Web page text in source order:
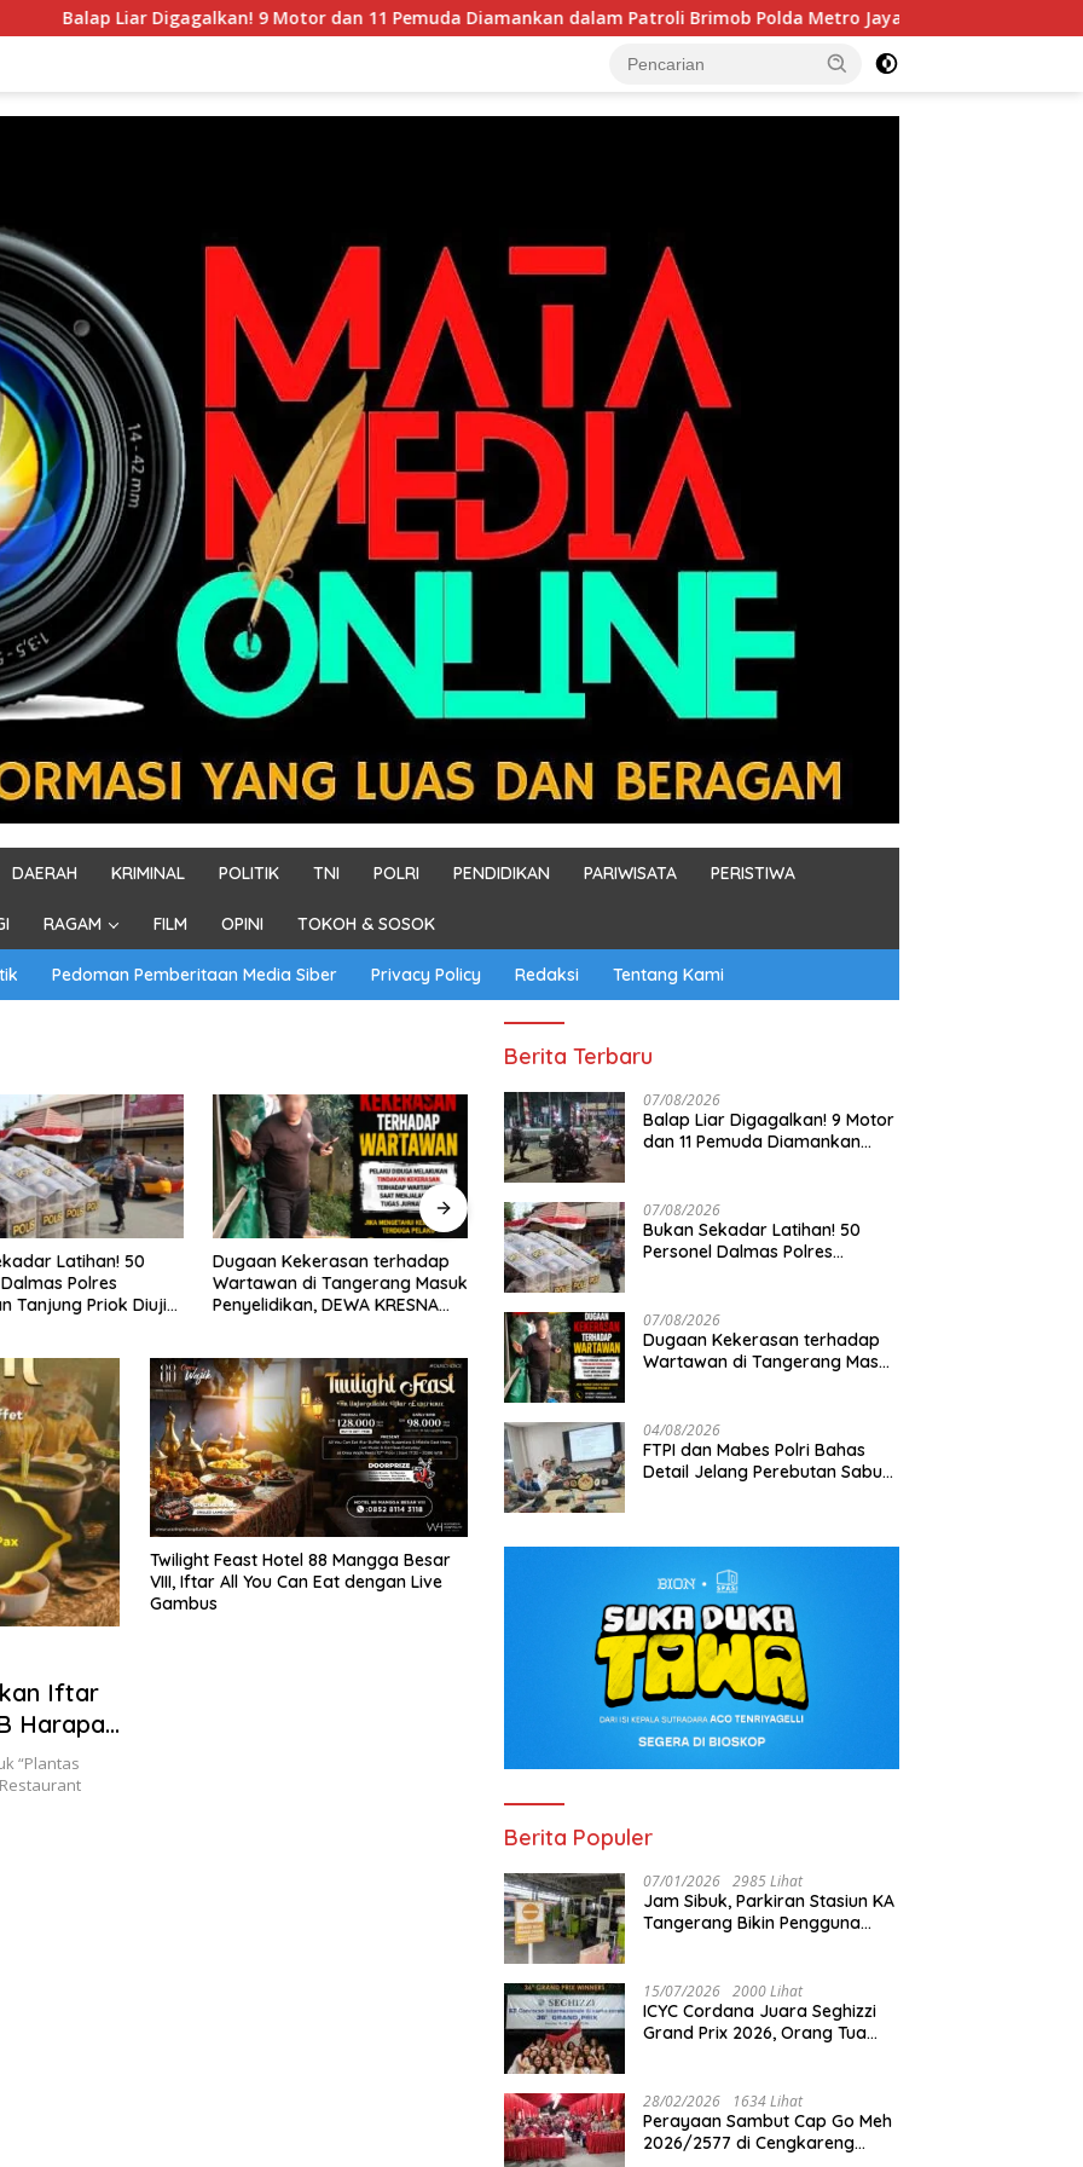
Liar Digagalkan! 9 Motor dan 11 Pemuda Diamankan dalam Patroli Brimob Polda Metro Jaya Bukan Sekadar
DAERAH KRIMINAL POLITIK TNI POLRI PENDIDIKAN PARIWISATA PERISTIWA
RAGAM FILM OPINI TOKOH & SOSOK
Pedoman Pemberitaan Media Siber Privacy Policy Redaksi Tentang Kami
terhadap
di Tangerang Masuk
DEWA KRESNA
FTPI dan Mabes Polri Bahas
Detail Jelang Perebutan Sabuk
Emas Kapolri 2026
Tim Patroli Perintis Polda Metro
Jaya Amankan 3 Pemuda di
Diduga Terkait Kejahatan
Jalanan
Tak Bisa Ditembus Kendaraan,
Iftar
Harapan
“Plantas
Twilight Feast Hotel 88 Mangga Besar
VIII, Iftar All You Can Eat dengan Live
Gambus
Berita Terbaru
07/08/2026
Balap Liar Digagalkan! 9 Motor
dan 11 Pemuda Diamankan
07/08/2026
Bukan Sekadar Latihan! 50
Personel Dalmas Polres
07/08/2026
Dugaan Kekerasan terhadap
Wartawan di Tangerang Masuk
04/08/2026
FTPI dan Mabes Polri Bahas
Detail Jelang Perebutan Sabuk
Berita Populer
07/01/2026 2985 Lihat
Jam Sibuk, Parkiran Stasiun KA
Tangerang Bikin Pengguna
15/07/2026 2000 Lihat
ICYC Cordana Juara Seghizzi
Grand Prix 2026, Orang Tua
Indonesia
28/02/2026 1634 Lihat
Perayaan Sambut Cap Go Meh
2026/2577 di Cengkareng